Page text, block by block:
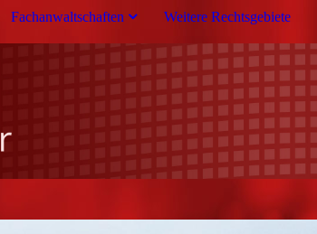
Fachanwaltschaften Weitere Rechtsgebiete